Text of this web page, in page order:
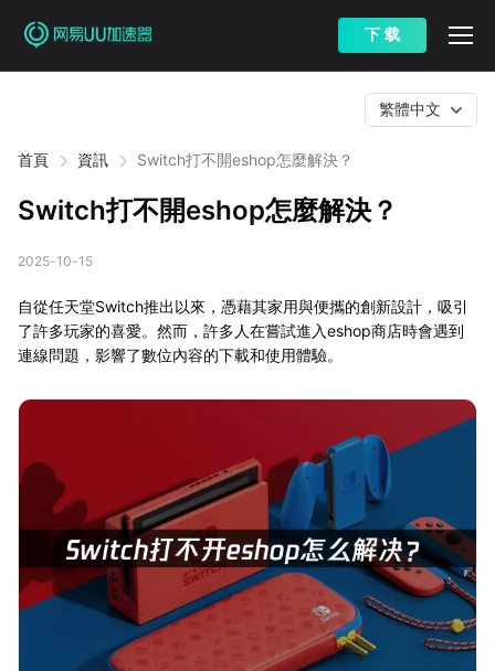
下 载
首頁 資訊 Switch打不開eshop怎麼解決？
繁體中文
Switch打不開eshop怎麼解決？
2025-10-15
自從任天堂Switch推出以來，憑藉其家用與便攜的創新設計，吸引
了許多玩家的喜愛。然而，許多人在嘗試進入eshop商店時會遇到
連線問題，影響了數位內容的下載和使用體驗。